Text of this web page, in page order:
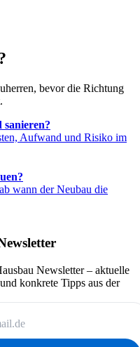
bevor die Richtung
Aufwand und Risiko im
wann der Neubau die
Newsletter – aktuelle
konkrete Tipps aus der